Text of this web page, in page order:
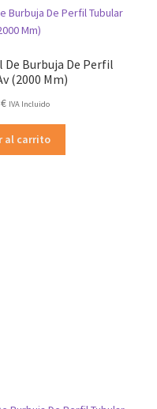
De Burbuja De Perfil
(2000 Mm)
€ IVA Incluido
al carrito